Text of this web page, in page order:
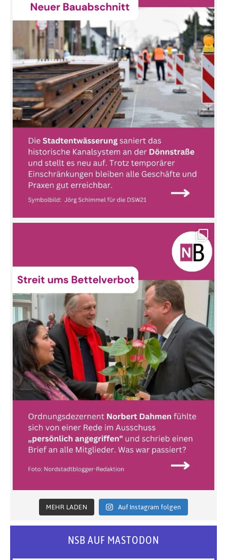
MEHR LADEN Auf Instagram folgen
NSB AUF MASTODON